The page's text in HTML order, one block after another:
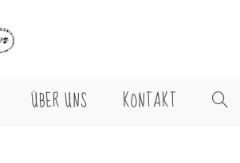
ÜBER UNS KONTAKT